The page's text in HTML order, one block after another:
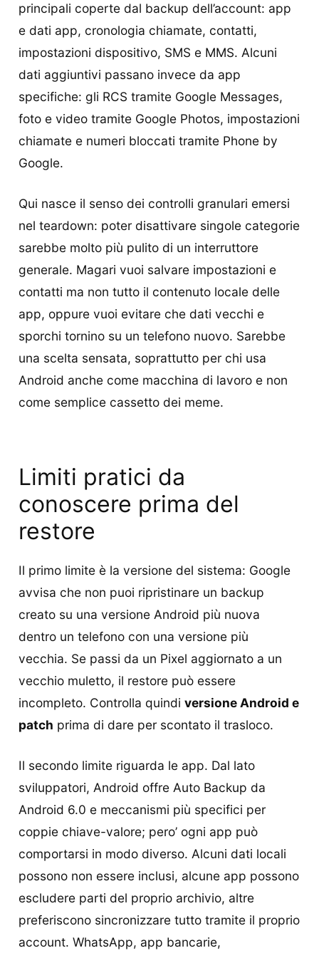
principali coperte dal backup dell’account: app
e dati app, cronologia chiamate, contatti,
impostazioni dispositivo, SMS e MMS. Alcuni
dati aggiuntivi passano invece da app
specifiche: gli RCS tramite Google Messages,
foto e video tramite Google Photos, impostazioni
chiamate e numeri bloccati tramite Phone by
Google.
Qui nasce il senso dei controlli granulari emersi
nel teardown: poter disattivare singole categorie
sarebbe molto più pulito di un interruttore
generale. Magari vuoi salvare impostazioni e
contatti ma non tutto il contenuto locale delle
app, oppure vuoi evitare che dati vecchi e
sporchi tornino su un telefono nuovo. Sarebbe
una scelta sensata, soprattutto per chi usa
Android anche come macchina di lavoro e non
come semplice cassetto dei meme.
Limiti pratici da
conoscere prima del
restore
Il primo limite è la versione del sistema: Google
avvisa che non puoi ripristinare un backup
creato su una versione Android più nuova
dentro un telefono con una versione più
vecchia. Se passi da un Pixel aggiornato a un
vecchio muletto, il restore può essere
incompleto. Controlla quindi versione Android e
patch prima di dare per scontato il trasloco.
Il secondo limite riguarda le app. Dal lato
sviluppatori, Android offre Auto Backup da
Android 6.0 e meccanismi più specifici per
coppie chiave-valore; pero’ ogni app può
comportarsi in modo diverso. Alcuni dati locali
possono non essere inclusi, alcune app possono
escludere parti del proprio archivio, altre
preferiscono sincronizzare tutto tramite il proprio
account. WhatsApp, app bancarie,